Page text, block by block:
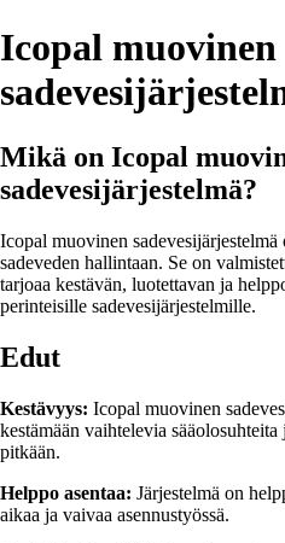
Icopal muovinen
Mikä on Icopal
sadevesijärjestelmä?
Icopal muovinen
sadeveden hallintaan. Se on
tarjoaa kestävän, luotettavan ja
perinteisille sadevesijärjestelmille.
Edut
Kestävyys: Icopal muovinen
kestämään vaihtelevia
pitkään.
Helppo asentaa: Järjestelmä on
aikaa ja vaivaa asennustyössä.